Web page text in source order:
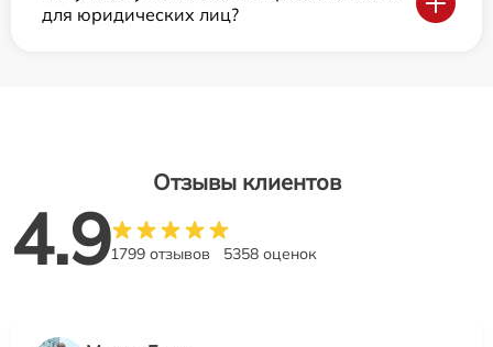
для юридических лиц?
Отзывы клиентов
4.91799 отзывов 5358 оценок